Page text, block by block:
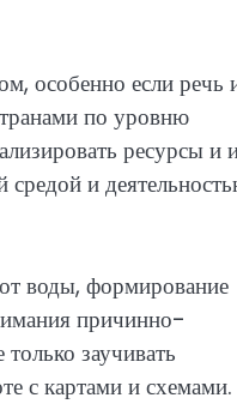
особенно если речь
по уровню
ресурсы и
средой и
воды, формирование
причинно-
заучивать
с картами и схемами.